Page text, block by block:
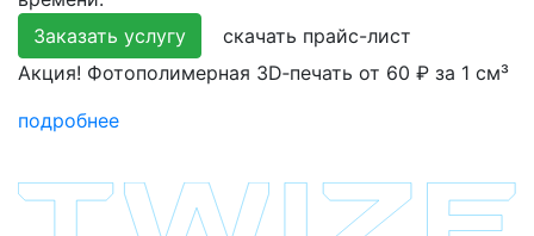
Заказать услугу
скачать прайс-лист
Акция! Фотополимерная 3D‑печать от 60 ₽ за 1 см³
подробнее